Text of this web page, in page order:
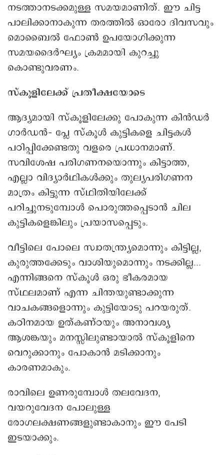
നടത്താനടക്കമുള്ള സമയമാണിത്. ഈ ചിട്ട
പാലിക്കാനാകുന്ന തരത്തിൽ ഓരോ ദിവസവും
മൊബൈൽ ഫോൺ ഉപയോഗിക്കുന്ന
സമയദൈർഘ്യം ക്രമമായി കുറച്ചു
കൊണ്ടുവരണം.
സ്കൂളിലേക്ക് പ്രതീക്ഷയോടെ
ആദ്യമായി സ്കൂളിലേക്കു പോകുന്ന കിൻഡർ
ഗാർഡൻ– പ്ലേ സ്കൂൾ കുട്ടികളെ ചിട്ടകൾ
പഠിപ്പിക്കേണ്ടതു വളരെ പ്രധാനമാണ്.
സവിശേഷ പരിഗണനയൊന്നും കിട്ടാത്ത,
എല്ലാ വിദ്യാർഥികൾക്കും തുല്യപരിഗണന
മാത്രം കിട്ടുന്ന സ്ഥിതിയിലേക്ക്
പറിച്ചുനടുമ്പോൾ പൊരുത്തപ്പെടാൻ ചില
കുട്ടികളെങ്കിലും പ്രയാസപ്പെടും.
വീട്ടിലെ പോലെ സ്വാതന്ത്ര്യമൊന്നും കിട്ടില്ല,
കുരുത്തക്കേടും വാശിയുമൊന്നും നടക്കില്ല...
എന്നിങ്ങനെ സ്കൂൾ ഒരു ഭീകരമായ
സ്ഥലമാണ് എന്ന ചിന്തയുണ്ടാക്കുന്ന
വാചകങ്ങളൊന്നും കുട്ടിയോടു പറയരുത്.
കഠിനമായ ഉത്കണ്ഠയും അനാവശ്യ
ആശങ്കയും മനസ്സിലുണ്ടായാൽ സ്കൂളിനെ
വെറുക്കാനും പോകാൻ മടിക്കാനും
കാരണമാകും.
രാവിലെ ഉണരുമ്പോൾ തലവേദന,
വയറുവേദന പോലുള്ള
രോഗലക്ഷണങ്ങളുണ്ടാകാനും ഈ പേടി
ഇടയാക്കും.